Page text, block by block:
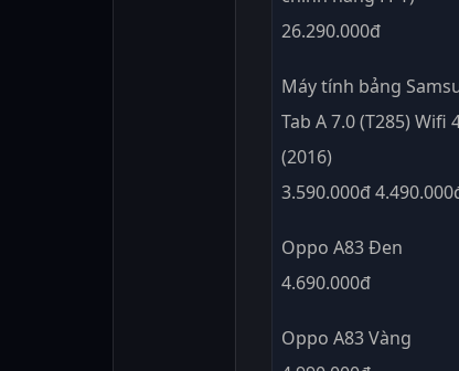
26.290.000đ
Máy tính bảng
Tab A 7.0 (T285) Wifi
(2016)
3.590.000đ
Oppo A83 Đen
4.690.000đ
Oppo A83 Vàng